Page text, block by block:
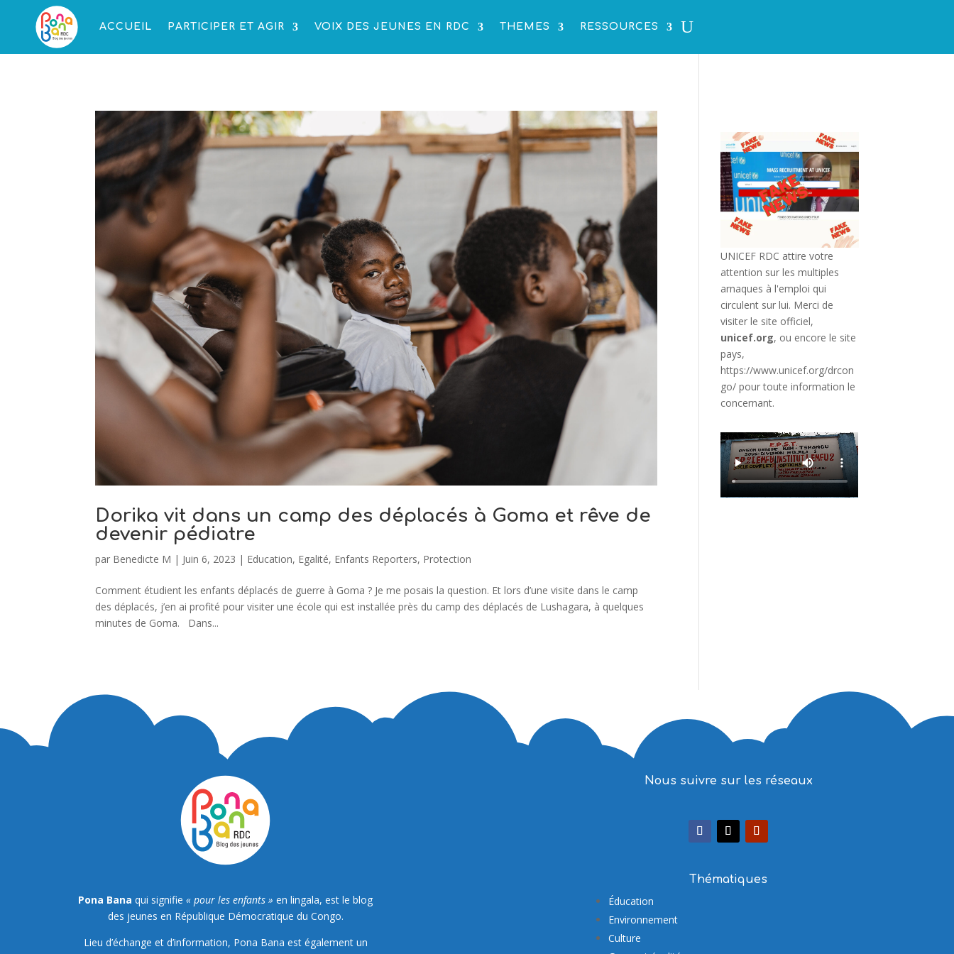
ACCUEIL PARTICIPER ET AGIR VOIX DES JEUNES EN RDC THEMES RESSOURCES
Dorika vit dans un camp des déplacés à Goma et rêve de
devenir pédiatre
par Benedicte M | Juin 6, 2023 | Education, Egalité, Enfants Reporters, Protection
Comment étudient les enfants déplacés de guerre à Goma ? Je me posais la question. Et lors d’une visite dans le camp
des déplacés, j’en ai profité pour visiter une école qui est installée près du camp des déplacés de Lushagara, à quelques
minutes de Goma. Dans...
UNICEF RDC attire votre
attention sur les multiples
arnaques à l'emploi qui
circulent sur lui. Merci de
visiter le site officiel,
unicef.org, ou encore le site
pays,
https://www.unicef.org/drcon
go/ pour toute information le
concernant.
Pona Bana qui signifie« pour les enfants » en lingala, est le blog
des jeunes en République Démocratique du Congo.
Lieu d’échange et d’information, Pona Bana est également un
Nous suivre sur les réseaux
Thématiques
Éducation
Environnement
Culture